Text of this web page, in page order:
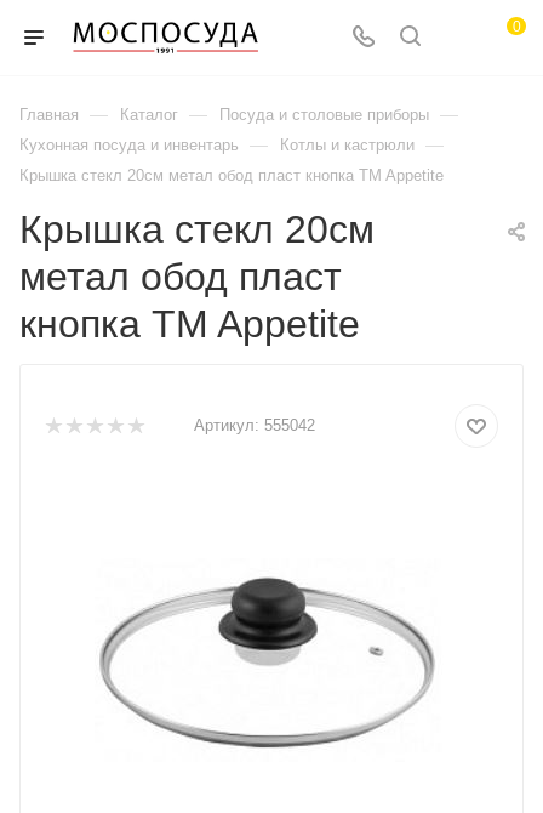
0
Главная — Каталог — Посуда и столовые приборы —
Кухонная посуда и инвентарь — Котлы и кастрюли —
Крышка стекл 20см метал обод пласт кнопка TM Appetite
Крышка стекл 20см
метал обод пласт
кнопка TM Appetite
Артикул: 555042